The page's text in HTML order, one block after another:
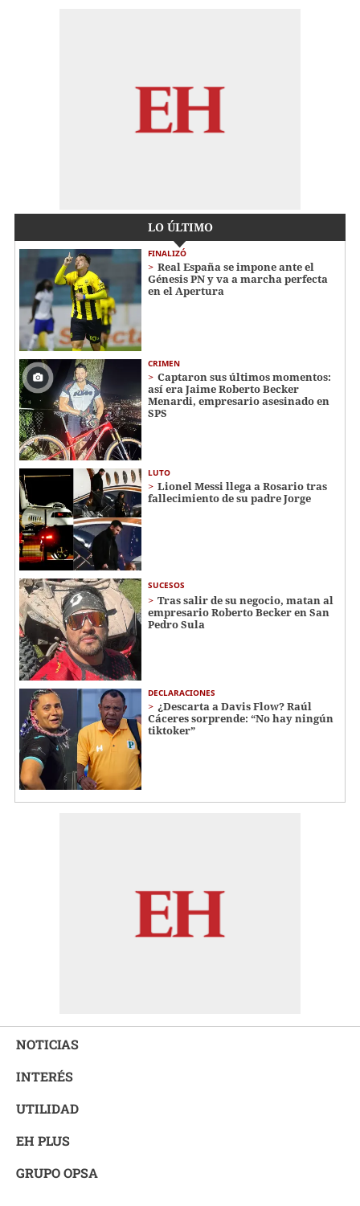
LO ÚLTIMO
FINALIZÓ
Real España se impone ante el
Génesis PN y va a marcha perfecta
en el Apertura
CRIMEN
Captaron sus últimos momentos:
así era Jaime Roberto Becker
Menardi​​​, empresario asesinado en
SPS
LUTO
Lionel Messi llega a Rosario tras
fallecimiento de su padre Jorge
SUCESOS
Tras salir de su negocio, matan al
empresario Roberto Becker en San
Pedro Sula
DECLARACIONES
¿Descarta a Davis Flow? Raúl
Cáceres sorprende: “No hay ningún
tiktoker”
NOTICIAS
INTERÉS
UTILIDAD
EH PLUS
GRUPO OPSA